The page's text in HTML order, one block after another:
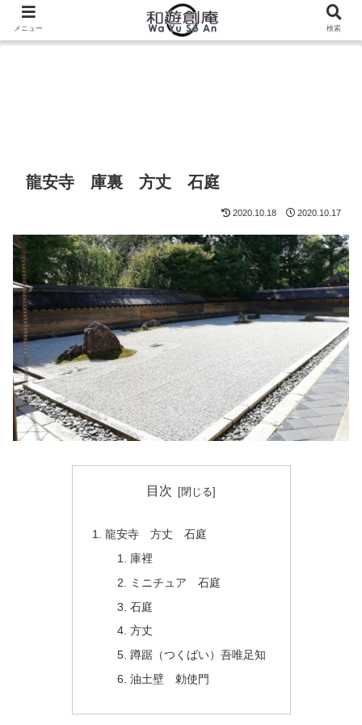
龍安寺 庫裏 方丈 石庭
2020.10.18 2020.10.17
目次
龍安寺 方丈 石庭
庫裡
ミニチュア 石庭
石庭
方丈
蹲踞（つくばい）吾唯足知
油土壁 勅使門
メニュー 検索